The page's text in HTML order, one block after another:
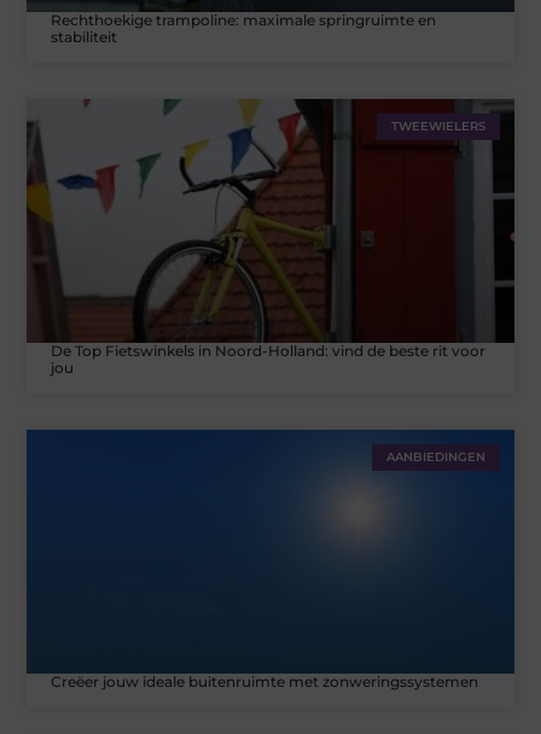
Rechthoekige trampoline: maximale springruimte en
stabiliteit
TWEEWIELERS
De Top Fietswinkels in Noord-Holland: vind de beste rit voor
jou
AANBIEDINGEN
Creëer jouw ideale buitenruimte met zonweringssystemen